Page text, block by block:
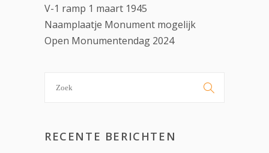
V-1 ramp 1 maart 1945
Naamplaatje Monument mogelijk
Open Monumentendag 2024

RECENTE BERICHTEN